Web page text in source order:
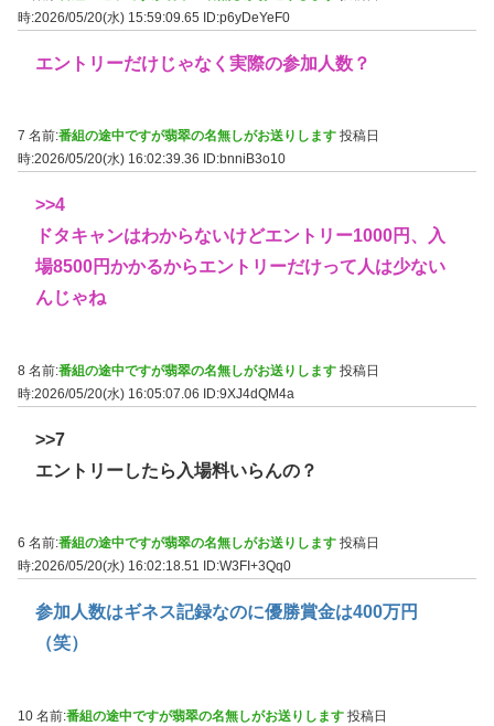
時:2026/05/20(水) 15:59:09.65 ID:p6yDeYeF0
エントリーだけじゃなく実際の参加人数？
7 名前:番組の途中ですが翡翠の名無しがお送りします 投稿日
時:2026/05/20(水) 16:02:39.36
ID:bnniB3o10
>>4
ドタキャンはわからないけどエントリー1000円、入
場8500円かかるからエントリーだけって人は少ない
んじゃね
8 名前:番組の途中ですが翡翠の名無しがお送りします 投稿日
時:2026/05/20(水) 16:05:07.06 ID:9XJ4dQM4a
>>7
エントリーしたら入場料いらんの？
6 名前:番組の途中ですが翡翠の名無しがお送りします 投稿日
時:2026/05/20(水) 16:02:18.51
ID:W3FI+3Qq0
参加人数はギネス記録なのに優勝賞金は400万円
（笑）
10 名前:番組の途中ですが翡翠の名無しがお送りします 投稿日